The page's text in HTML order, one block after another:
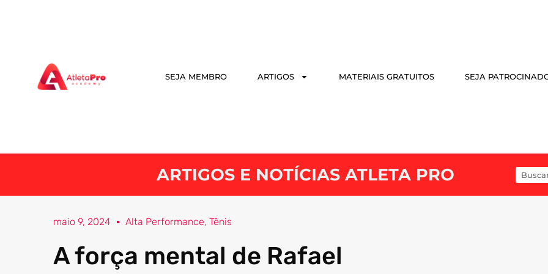
SEJA MEMBRO ARTIGOS MATERIAIS GRATUITOS SEJA
ARTIGOS E NOTÍCIAS ATLETA PRO
maio 9, 2024 Alta Performance, Tênis
A força mental de Rafael